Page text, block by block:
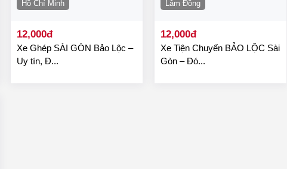
Hồ Chí Minh
12,000đ
Xe Ghép SÀI GÒN Bảo Lộc –
Uy tín, Đ...
Lâm Đồng
12,000đ
Xe Tiện Chuyến BẢO LỘC Sài
Gòn – Đó...